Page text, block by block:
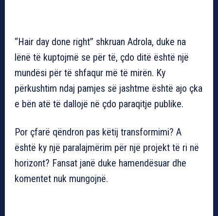
“Hair day done right” shkruan Adrola, duke na
lënë të kuptojmë se për të, çdo ditë është një
mundësi për të shfaqur më të mirën. Ky
përkushtim ndaj pamjes së jashtme është ajo çka
e bën atë të dallojë në çdo paraqitje publike.
Por çfarë qëndron pas këtij transformimi? A
është ky një paralajmërim për një projekt të ri në
horizont? Fansat janë duke hamendësuar dhe
komentet nuk mungojnë.